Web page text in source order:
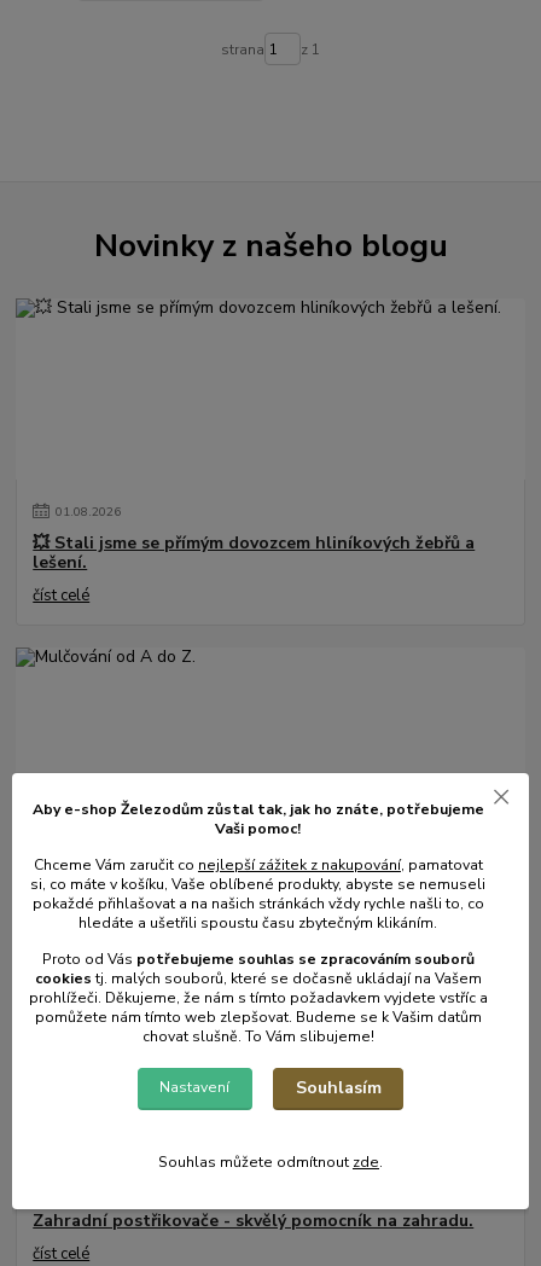
strana z 1
Novinky z našeho blogu
01.08.2026
💥 Stali jsme se přímým dovozcem hliníkových žebřů a
lešení.
číst celé
31.05. 2025
Mulčování od A do Z.
číst celé
Zahradní postřikovače - skvělý pomocník na zahradu.
číst celé
Aby e-shop Železodům zůstal tak, jak ho znáte, potřebujeme
Vaši pomoc!
Chceme Vám zaručit co nejlepší zážitek z nakupování, pamatovat
si, co máte v košíku, Vaše oblíbené produkty, abyste se nemuseli
pokaždé přihlašovat a na našich stránkách vždy rychle našli to, co
hledáte a ušetřili spoustu času zbytečným klikáním.
Proto od Vás potřebujeme souhlas se zpracováním souborů
cookiestj. malých souborů, které se dočasně ukládají na Vašem
prohlížeči. Děkujeme, že nám s tímto požadavkem vyjdete vstříc a
pomůžete nám tímto web zlepšovat. Budeme se k Vašim datům
chovat slušně. To Vám slibujeme!
Nastavení Souhlasím
Souhlas můžete odmítnout zde.